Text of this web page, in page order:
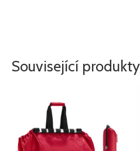
Související produkty